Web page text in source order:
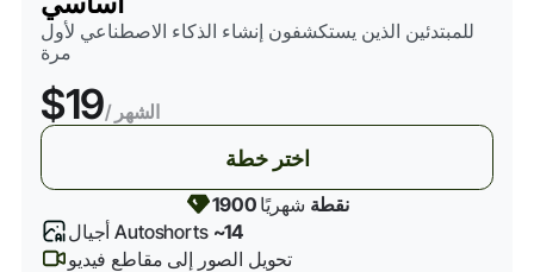
للمبتدئين الذين يستكشفون إنشاء الذكاء الاصطناعي لأول
مرة
$19 / الشهر
اختر خطة
1900 نقطة شهريًا
أجيال Autoshorts ~14
تحويل الصور إلى مقاطع فيديو